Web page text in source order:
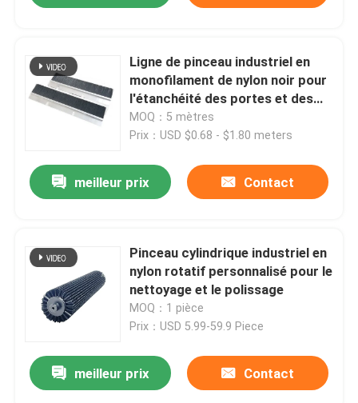
Ligne de pinceau industriel en
monofilament de nylon noir pour
l'étanchéité des portes et des
fenêtres ISO9001
MOQ：5 mètres
Prix：USD $0.68 - $1.80 meters
meilleur prix Contact
Pinceau cylindrique industriel en
nylon rotatif personnalisé pour le
nettoyage et le polissage
MOQ：1 pièce
Prix：USD 5.99-59.9 Piece
meilleur prix Contact